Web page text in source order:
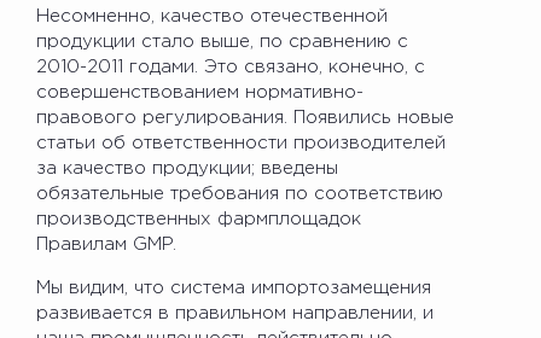
Несомненно, качество отечественной
продукции стало выше, по сравнению с
2010-2011 годами. Это связано, конечно, с
совершенствованием нормативно-
правового регулирования. Появились новые
статьи об ответственности производителей
за качество продукции; введены
обязательные требования по соответствию
производственных фармплощадок
Правилам GMP.
Мы видим, что система импортозамещения
развивается в правильном направлении, и